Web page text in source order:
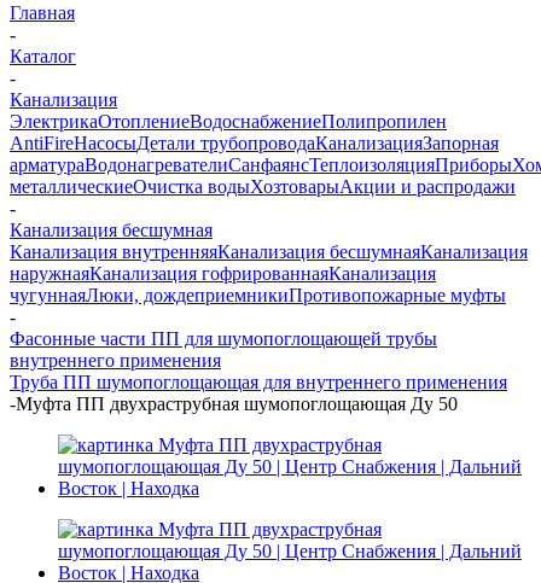
Главная
-
Каталог
-
Канализация
ЭлектрикаОтоплениеВодоснабжениеПолипропилен
AntiFireНасосыДетали трубопроводаКанализацияЗапорная
арматураВодонагревателиСанфаянсТеплоизоляцияПриборы
металлическиеОчистка водыХозтоварыАкции и распродажи
-
Канализация бесшумная
Канализация внутренняяКанализация бесшумнаяКанализация
наружнаяКанализация гофрированнаяКанализация
чугуннаяЛюки, дождеприемникиПротивопожарные муфты
-
Фасонные части ПП для шумопоглощающей трубы
внутреннего применения
Труба ПП шумопоглощающая для внутреннего применения
-Муфта ПП двухраструбная шумопоглощающая Ду 50